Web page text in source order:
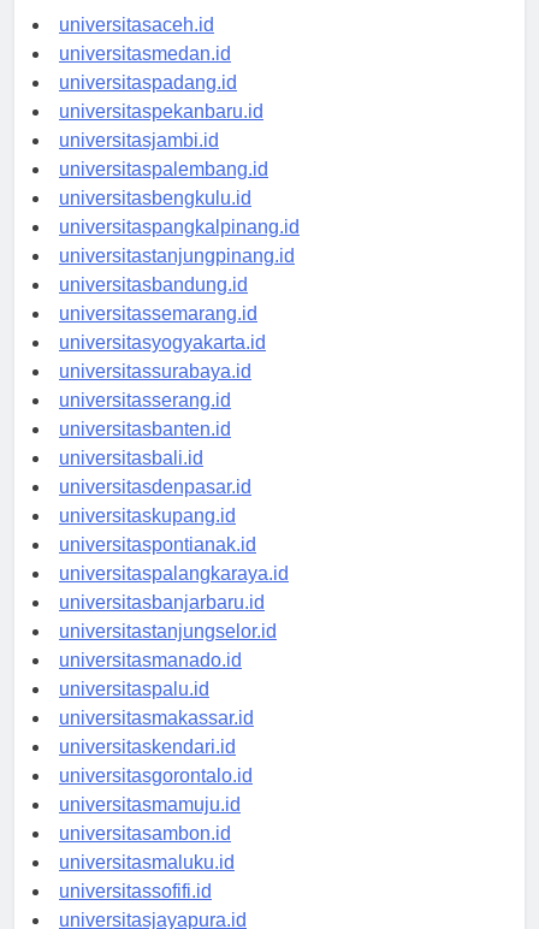
universitasaceh.id
universitasmedan.id
universitaspadang.id
universitaspekanbaru.id
universitasjambi.id
universitaspalembang.id
universitasbengkulu.id
universitaspangkalpinang.id
universitastanjungpinang.id
universitasbandung.id
universitassemarang.id
universitasyogyakarta.id
universitassurabaya.id
universitasserang.id
universitasbanten.id
universitasbali.id
universitasdenpasar.id
universitaskupang.id
universitaspontianak.id
universitaspalangkaraya.id
universitasbanjarbaru.id
universitastanjungselor.id
universitasmanado.id
universitaspalu.id
universitasmakassar.id
universitaskendari.id
universitasgorontalo.id
universitasmamuju.id
universitasambon.id
universitasmaluku.id
universitassofifi.id